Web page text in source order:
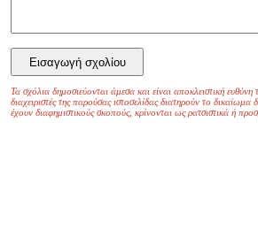
Τα σχόλια δημοσιεύονται άμεσα και είναι αποκλειστική
διαχειριστές της παρούσας ιστοσελίδας διατηρούν το
έχουν διαφημιστικούς σκοπούς, κρίνονται ως ρατσιστικά ή